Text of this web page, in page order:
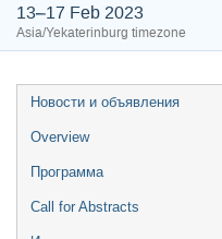
13–17 Feb 2023
Asia/Yekaterinburg timezone
Event
menu
Новости и объявления
Overview
Программа
Call for Abstracts